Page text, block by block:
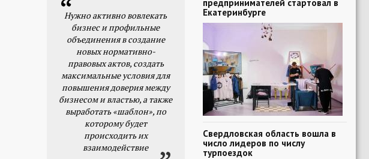
Нужно активно вовлекать
бизнес и профильные
объединения в создание
новых нормативно-
правовых актов, создать
максимальные условия для
повышения доверия между
бизнесом и властью, а также
выработать «шаблон», по
которому будет
происходить их
взаимодействие
предпринимателей стартовал в
Екатеринбурге
Свердловская область вошла в
число лидеров по числу
турпоездок